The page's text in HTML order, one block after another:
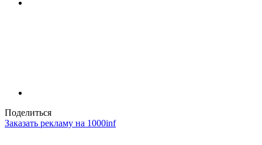
Поделиться
Заказать рекламу на 1000inf